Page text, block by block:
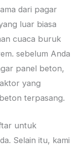
dari pagar
luar biasa
cuaca buruk
sebelum Anda
panel beton,
yang
terpasang.
untuk
Selain itu, kami